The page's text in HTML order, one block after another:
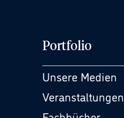
Portfolio
Unsere Medien
Veranstaltungen